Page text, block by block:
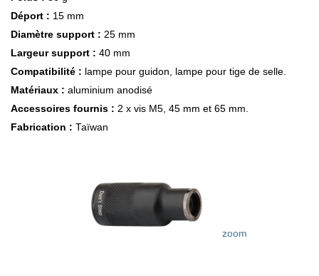
Déport : 15 mm
Diamètre support : 25 mm
Largeur support : 40 mm
Compatibilité : lampe pour guidon, lampe pour tige de selle.
Matériaux : aluminium anodisé
Accessoires fournis : 2 x vis M5, 45 mm et 65 mm.
Fabrication : Taïwan
zoom